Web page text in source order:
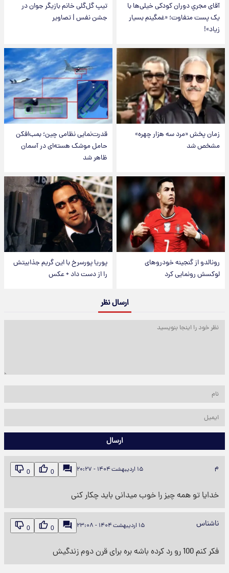
آقای مجریِ دوران کودکی خیلی‌ها با
یک پست متفاوت؛ «غمگینم بسیار
زیاد»!
تیپ گل‌گلی خانم بازیگر جوان در
جشن نفس | تصاویر
زمان پخش «مرد سه هزار چهره»
مشخص شد
قدرت‌نمایی نظامی چین؛ بمب‌افکن
حامل موشک هسته‌ای در آسمان
ظاهر شد
رونالدو از گنجینه خودروهای
لوکسش رونمایی کرد
پوریا پورسرخ با این گریم جذابیتش
را از دست داد + عکس
ارسال نظر
ارسال
م ۱۵ اردیبهشت ۱۴۰۴ - ۲۰:۲۷ 0
0
خدایا تو همه چیز را خوب میدانی باید چکار کنی
ناشناس ۱۵ اردیبهشت ۱۴۰۴ - ۲۳:۰۸ 0
0
فکر کنم 100 رو رد کرده باشه بره برای قرن دوم زندگیش